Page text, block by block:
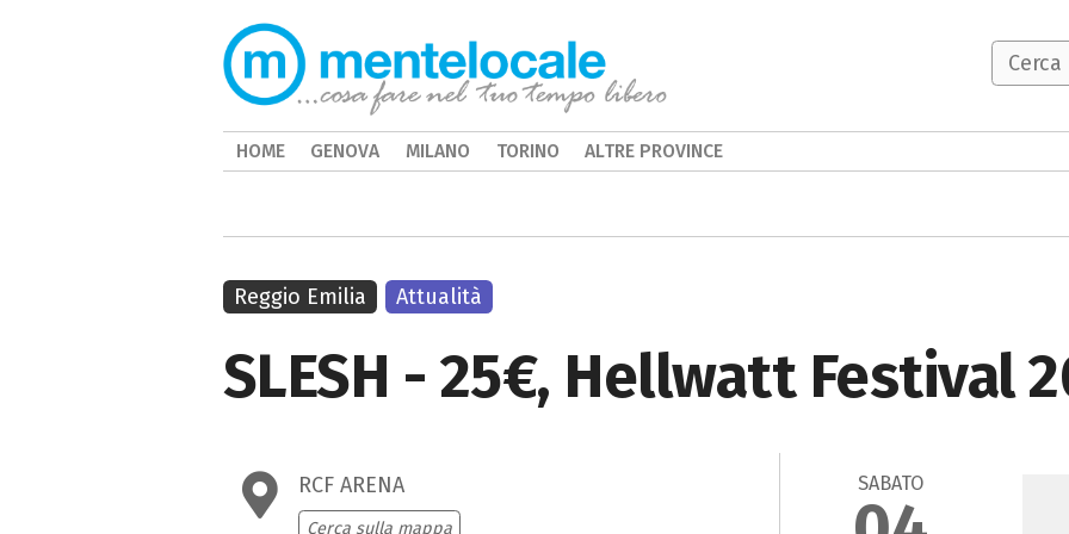
SLESH - 25€, Hellwatt Festival
RCF ARENA
Cerca sulla mappa
SABATO
Reggio Emilia Attualità
HOME GENOVA MILANO TORINO ALTRE PROVINCE